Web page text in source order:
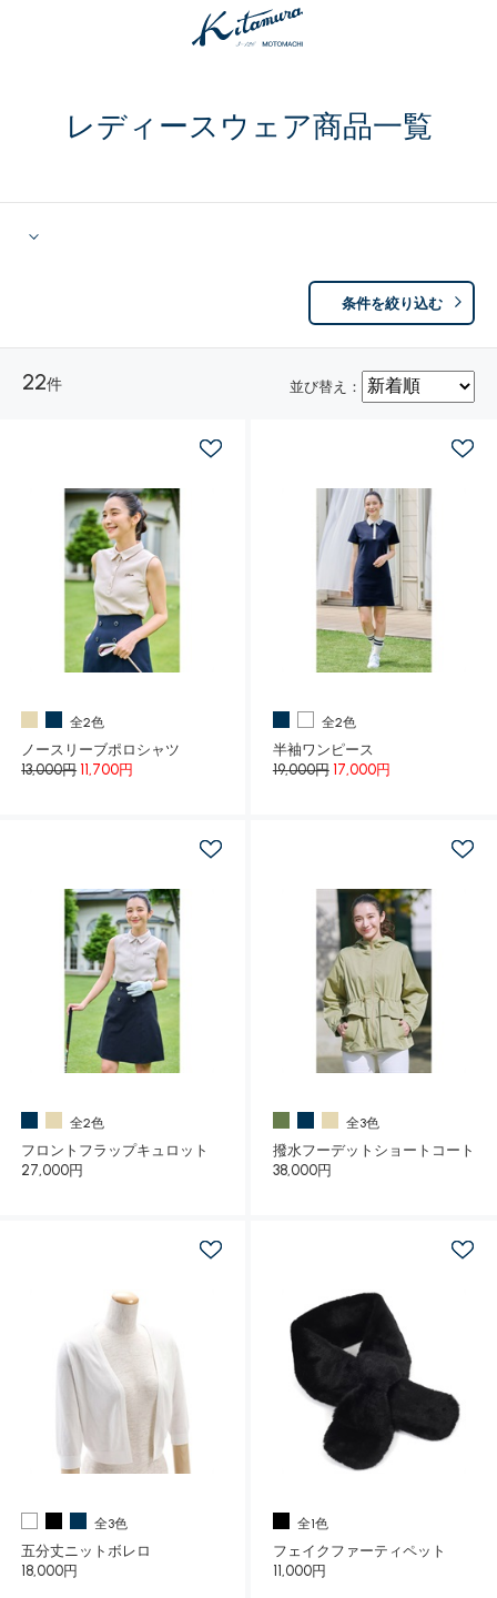
レディースウェア商品一覧
条件を絞り込む
22件 並び替え：
全2色
ノースリーブポロシャツ
13,000円 11,700円
全2色
半袖ワンピース
19,000円 17,000円
全2色
フロントフラップキュロット
27,000円
全3色
撥水フーデットショートコート
38,000円
全3色
五分丈ニットボレロ
18,000円
全1色
フェイクファーティペット
11,000円